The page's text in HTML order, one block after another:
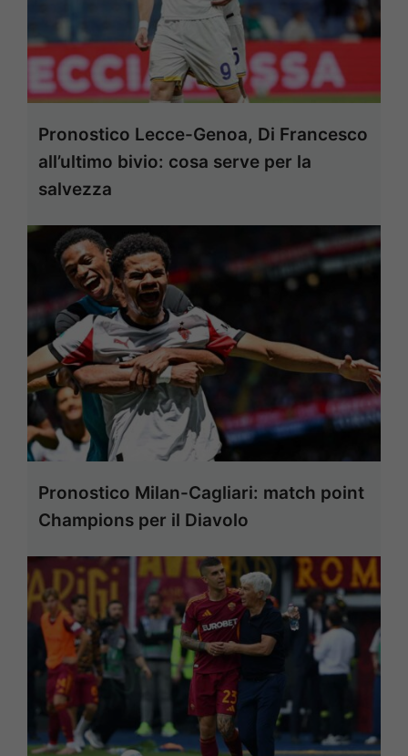
Pronostico Lecce-Genoa, Di Francesco
all’ultimo bivio: cosa serve per la
salvezza
Pronostico Milan-Cagliari: match point
Champions per il Diavolo